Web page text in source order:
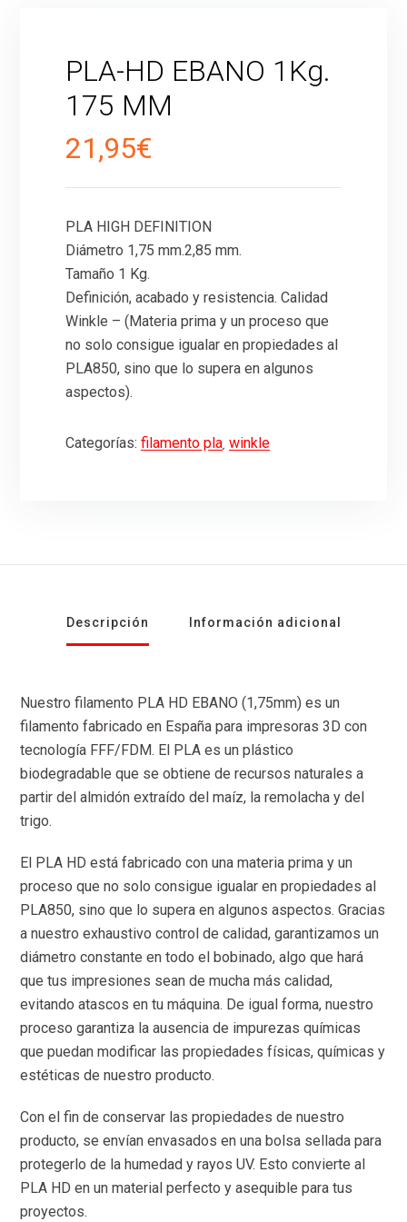
PLA-HD EBANO 1Kg.
175 MM
21,95€
PLA HIGH DEFINITION
Diámetro 1,75 mm.2,85 mm.
Tamaño 1 Kg.
Definición, acabado y resistencia. Calidad
Winkle – (Materia prima y un proceso que
no solo consigue igualar en propiedades al
PLA850, sino que lo supera en algunos
aspectos).
Categorías:filamento pla ,winkle
Descripción Información adicional
Nuestro filamento PLA HD EBANO (1,75mm) es un
filamento fabricado en España para impresoras 3D con
tecnología FFF/FDM. El PLA es un plástico
biodegradable que se obtiene de recursos naturales a
partir del almidón extraído del maíz, la remolacha y del
trigo.
El PLA HD está fabricado con una materia prima y un
proceso que no solo consigue igualar en propiedades al
PLA850, sino que lo supera en algunos aspectos. Gracias
a nuestro exhaustivo control de calidad, garantizamos un
diámetro constante en todo el bobinado, algo que hará
que tus impresiones sean de mucha más calidad,
evitando atascos en tu máquina. De igual forma, nuestro
proceso garantiza la ausencia de impurezas químicas
que puedan modificar las propiedades físicas, químicas y
estéticas de nuestro producto.
Con el fin de conservar las propiedades de nuestro
producto, se envían envasados en una bolsa sellada para
protegerlo de la humedad y rayos UV. Esto convierte al
PLA HD en un material perfecto y asequible para tus
proyectos.